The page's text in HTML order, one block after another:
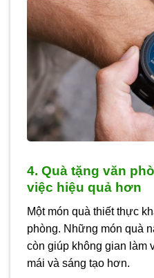
4. Quà tặng văn
việc hiệu quả hơn
Một món quà thiết thực
phòng. Những món quà
còn giúp không gian làm
mái và sáng tạo hơn.